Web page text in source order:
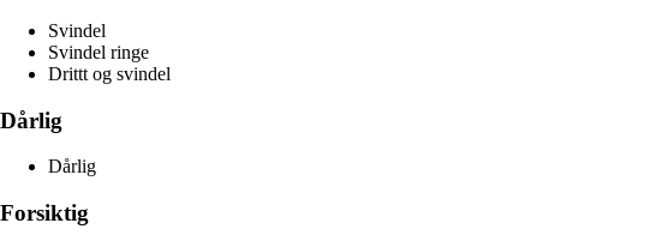
Svindel
Svindel ringe
Drittt og svindel
Dårlig
Dårlig
Forsiktig